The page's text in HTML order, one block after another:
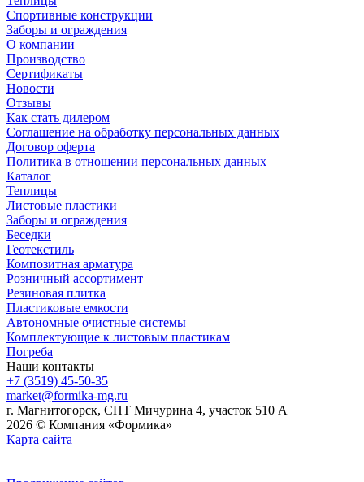
Спортивные конструкции
Заборы и ограждения
О компании
Производство
Сертификаты
Новости
Отзывы
Как стать дилером
Соглашение на обработку персональных данных
Договор оферта
Политика в отношении персональных данных
Каталог
Теплицы
Листовые пластики
Заборы и ограждения
Беседки
Геотекстиль
Композитная арматура
Розничный ассортимент
Резиновая плитка
Пластиковые емкости
Автономные очистные системы
Комплектующие к листовым пластикам
Погреба
Наши контакты
+7 (3519) 45-50-35
market@formika-mg.ru
г. Магнитогорск, СНТ Мичурина 4, участок 510 А
2026 © Компания «Формика»
Карта сайта